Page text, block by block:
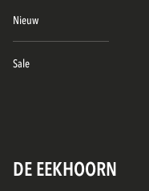
Nieuw
Sale
DE EEKHOORN